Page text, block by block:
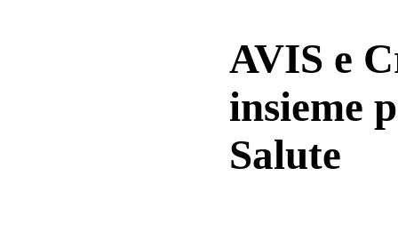
AVIS e
insieme
Salute